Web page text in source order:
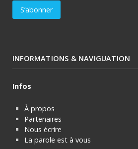
INFORMATIONS & NAVIGUATION
Infos
À propos
Partenaires
Nous écrire
La parole est à vous